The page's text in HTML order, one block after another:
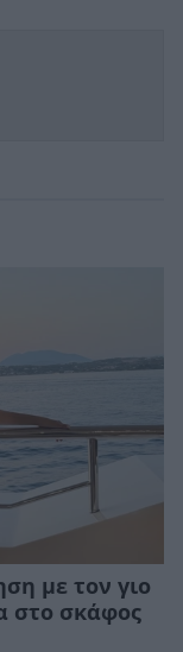
με τον γιο
στο σκάφος